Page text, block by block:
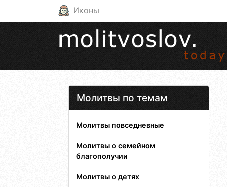
Иконы
Молитвы по темам
Молитвы повседневные
Молитвы о семейном
благополучии
Молитвы о детях